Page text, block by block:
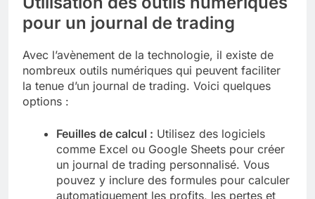
pour un journal de trading
Avec l’avènement de la technologie, il existe de
nombreux outils numériques qui peuvent faciliter
la tenue d’un journal de trading. Voici quelques
options :
Feuilles de calcul : Utilisez des logiciels
comme Excel ou Google Sheets pour créer
un journal de trading personnalisé. Vous
pouvez y inclure des formules pour calculer
automatiquement les profits, les pertes et